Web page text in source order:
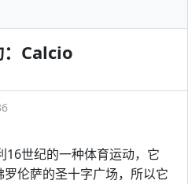
：Calcio
世纪的一种体育运动，它
伦萨的圣十字广场，所以它